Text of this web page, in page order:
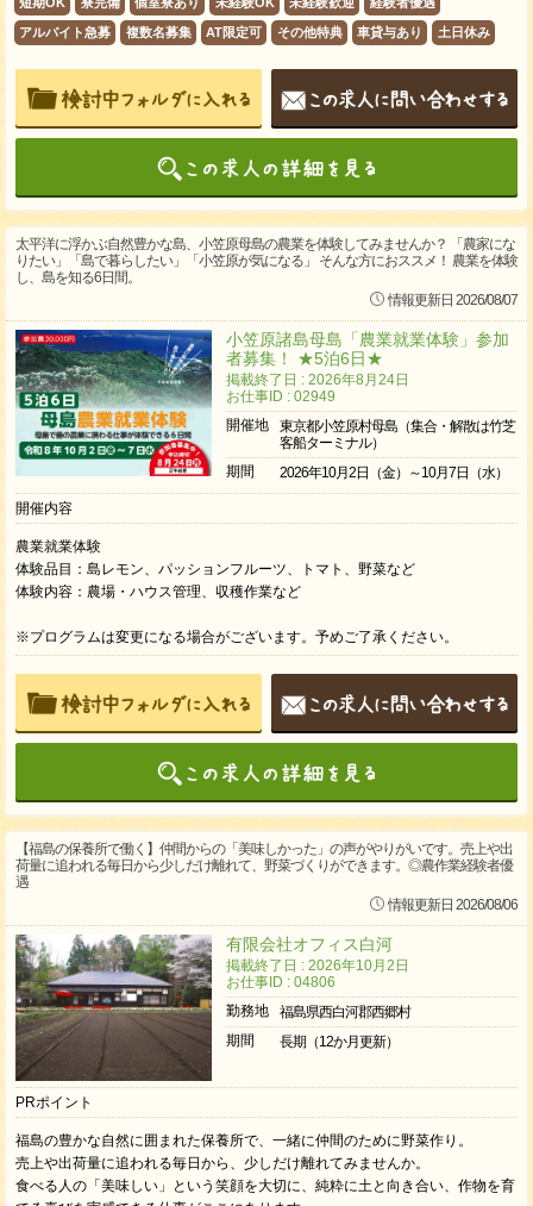
アルバイト急募 複数名募集 AT限定可 その他特典 車貸与あり 土日休み
太平洋に浮かぶ自然豊かな島、小笠原母島の農業を体験してみませんか？ 「農家にな
りたい」「島で暮らしたい」「小笠原が気になる」 そんな方におススメ！ 農業を体験
し、島を知る6日間。
情報更新日 2026/08/07
小笠原諸島母島「農業就業体験」参加
者募集！ ★5泊6日★
掲載終了日 : 2026年8月24日
お仕事ID : 02949
開催地
東京都小笠原村母島（集合・解散は竹芝
客船ターミナル）
期間
2026年10月2日（金）～10月7日（水）
開催内容
農業就業体験
体験品目：島レモン、パッションフルーツ、トマト、野菜など
体験内容：農場・ハウス管理、収穫作業など
※プログラムは変更になる場合がございます。予めご了承ください。
【福島の保養所で働く】仲間からの「美味しかった」の声がやりがいです。売上や出
荷量に追われる毎日から少しだけ離れて、野菜づくりができます。◎農作業経験者優
遇
情報更新日 2026/08/06
有限会社オフィス白河
掲載終了日 : 2026年10月2日
お仕事ID : 04806
勤務地
福島県西白河郡西郷村
期間
長期（12か月更新）
PRポイント
福島の豊かな自然に囲まれた保養所で、一緒に仲間のために野菜作り。
売上や出荷量に追われる毎日から、少しだけ離れてみませんか。
食べる人の「美味しい」という笑顔を大切に、純粋に土と向き合い、作物を育